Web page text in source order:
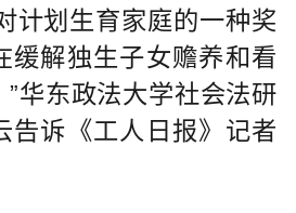
计划生育家庭的一种奖
缓解独生子女赡养和看
华东政法大学社会法研
告诉《工人日报》记者